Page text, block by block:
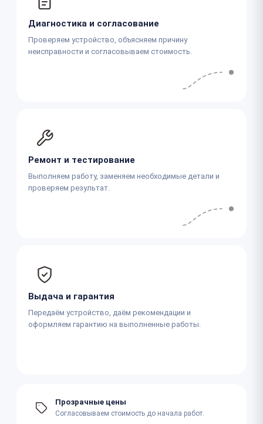
Диагностика и согласование
Проверяем устройство, объясняем причину
неисправности и согласовываем стоимость.
Ремонт и тестирование
Выполняем работу, заменяем необходимые детали и
проверяем результат.
Выдача и гарантия
Передаём устройство, даём рекомендации и
оформляем гарантию на выполненные работы.
Прозрачные цены
Согласовываем стоимость до начала работ.